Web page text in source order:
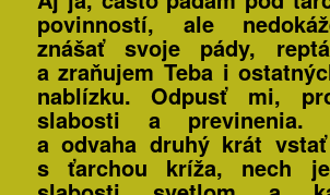
povinností, ale
znášať svoje pády,
a zraňujem Teba i
nablízku. Odpusť mi,
slabosti a previnenia.
a odvaha druhý krát
s ťarchou kríža, nech